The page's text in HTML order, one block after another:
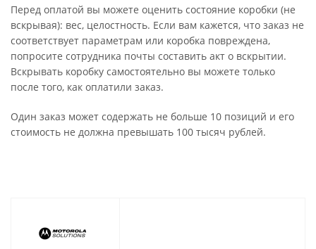
Перед оплатой вы можете оценить состояние коробки (не
вскрывая): вес, целостность. Если вам кажется, что заказ не
соответствует параметрам или коробка повреждена,
попросите сотрудника почты составить акт о вскрытии.
Вскрывать коробку самостоятельно вы можете только
после того, как оплатили заказ.
Один заказ может содержать не больше 10 позиций и его
стоимость не должна превышать 100 тысяч рублей.